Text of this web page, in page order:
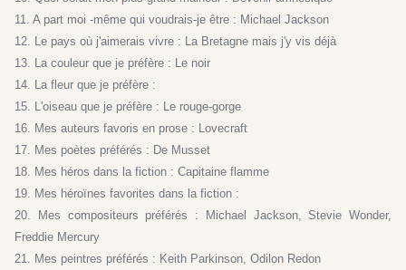
11. A part moi -même qui voudrais-je être : Michael Jackson
12. Le pays où j'aimerais vivre : La Bretagne mais j'y vis déjà
13. La couleur que je préfère : Le noir
14. La fleur que je préfère :
15. L'oiseau que je préfère : Le rouge-gorge
16. Mes auteurs favoris en prose : Lovecraft
17. Mes poètes préférés : De Musset
18. Mes héros dans la fiction : Capitaine flamme
19. Mes héroïnes favorites dans la fiction :
20. Mes compositeurs préférés : Michael Jackson, Stevie Wonder,
Freddie Mercury
21. Mes peintres préférés : Keith Parkinson, Odilon Redon